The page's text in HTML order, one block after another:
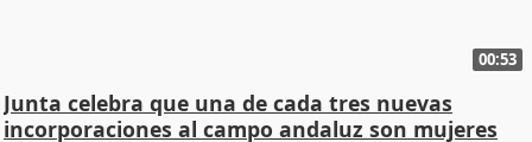
00:53
Junta celebra que una de cada tres nuevas
incorporaciones al campo andaluz son mujeres